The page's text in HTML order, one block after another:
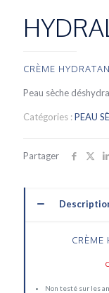
CRÈME
Peau sèche
Catégories :PEAU
Partager
CRÈME
Non testé sur les